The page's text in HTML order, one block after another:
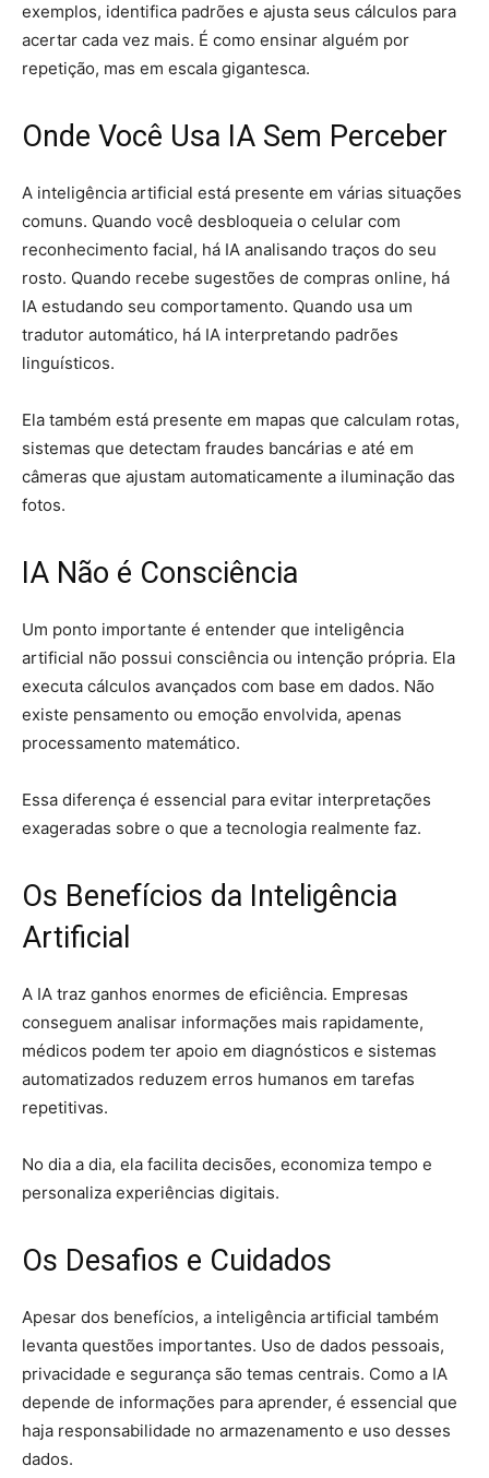
exemplos, identifica padrões e ajusta seus cálculos para
acertar cada vez mais. É como ensinar alguém por
repetição, mas em escala gigantesca.
Onde Você Usa IA Sem Perceber
A inteligência artificial está presente em várias situações
comuns. Quando você desbloqueia o celular com
reconhecimento facial, há IA analisando traços do seu
rosto. Quando recebe sugestões de compras online, há
IA estudando seu comportamento. Quando usa um
tradutor automático, há IA interpretando padrões
linguísticos.
Ela também está presente em mapas que calculam rotas,
sistemas que detectam fraudes bancárias e até em
câmeras que ajustam automaticamente a iluminação das
fotos.
IA Não é Consciência
Um ponto importante é entender que inteligência
artificial não possui consciência ou intenção própria. Ela
executa cálculos avançados com base em dados. Não
existe pensamento ou emoção envolvida, apenas
processamento matemático.
Essa diferença é essencial para evitar interpretações
exageradas sobre o que a tecnologia realmente faz.
Os Benefícios da Inteligência
Artificial
A IA traz ganhos enormes de eficiência. Empresas
conseguem analisar informações mais rapidamente,
médicos podem ter apoio em diagnósticos e sistemas
automatizados reduzem erros humanos em tarefas
repetitivas.
No dia a dia, ela facilita decisões, economiza tempo e
personaliza experiências digitais.
Os Desafios e Cuidados
Apesar dos benefícios, a inteligência artificial também
levanta questões importantes. Uso de dados pessoais,
privacidade e segurança são temas centrais. Como a IA
depende de informações para aprender, é essencial que
haja responsabilidade no armazenamento e uso desses
dados.